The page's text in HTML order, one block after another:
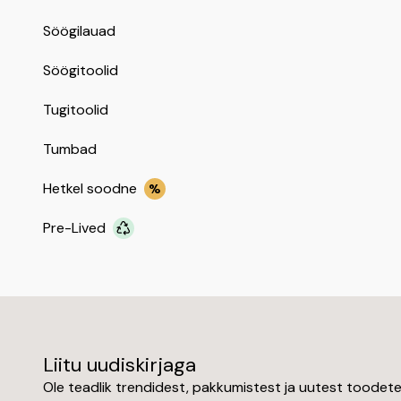
Söögilauad
Söögitoolid
Tugitoolid
Tumbad
Hetkel soodne %
Pre-Lived
Liitu uudiskirjaga
Ole teadlik trendidest, pakkumistest ja uutest